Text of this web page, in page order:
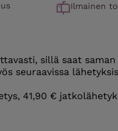
Ilmainen
sillä saat
seuraavissa
41,90 €